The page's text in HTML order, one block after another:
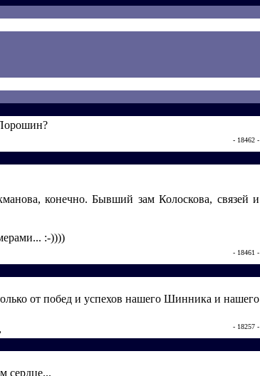
- 18462 -
конечно. Бывший зам Колоскова, связей и
:-))))
- 18461 -
от побед и успехов нашего Шинника и нашего
- 18257 -
сердце...